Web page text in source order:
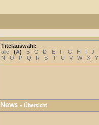
Titelauswahl:
alle
(A) B C D E F G H I J
N
O P Q R S T U V W X Y
News » Übersicht